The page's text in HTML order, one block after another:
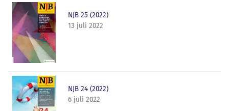
NJB 25 (2022)
13 juli 2022
NJB 24 (2022)
6 juli 2022